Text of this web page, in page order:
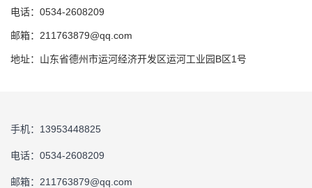
电话：0534-2608209
邮箱：211763879@qq.com
地址：山东省德州市运河经济开发区运河工业园B区1号
手机：13953448825
电话：0534-2608209
邮箱：211763879@qq.com